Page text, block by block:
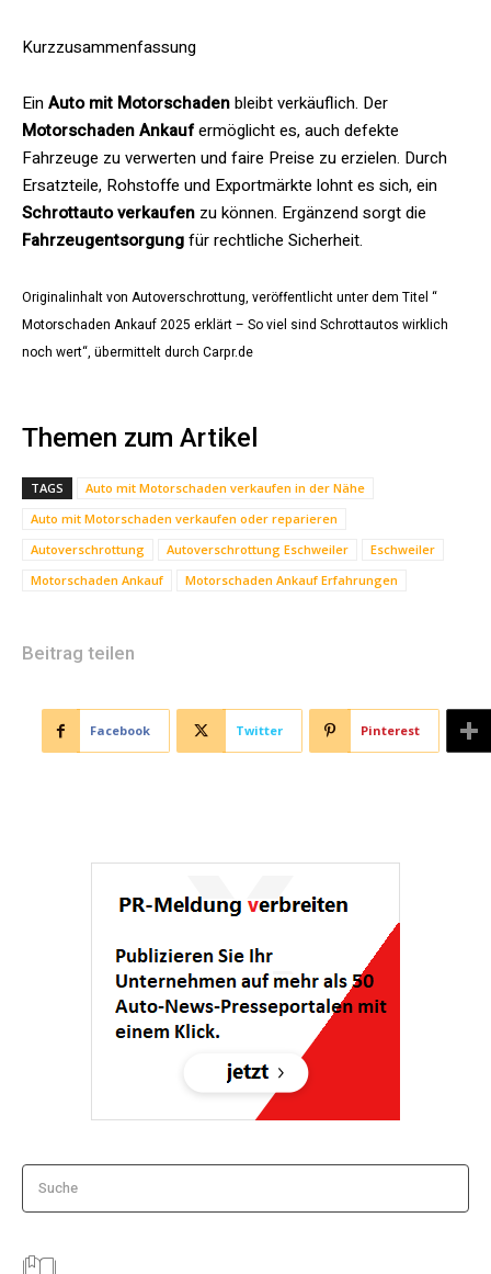
Kurzzusammenfassung
EinAuto mit Motorschadenbleibt verkäuflich. Der
Motorschaden Ankaufermöglicht es, auch defekte
Fahrzeuge zu verwerten und faire Preise zu erzielen. Durch
Ersatzteile, Rohstoffe und Exportmärkte lohnt es sich, ein
Schrottauto verkaufen zu können. Ergänzend sorgt die
Fahrzeugentsorgungfür rechtliche Sicherheit.
Originalinhalt von Autoverschrottung, veröffentlicht unter dem Titel “
Motorschaden Ankauf 2025 erklärt – So viel sind Schrottautos wirklich
noch wert“, übermittelt durch Carpr.de
Themen zum Artikel
TAGS
Auto mit Motorschaden verkaufen in der Nähe
Auto mit Motorschaden verkaufen oder reparieren
Autoverschrottung
Autoverschrottung Eschweiler
Eschweiler
Motorschaden Ankauf
Motorschaden Ankauf Erfahrungen
Beitrag teilen
Facebook Twitter Pinterest
Suche